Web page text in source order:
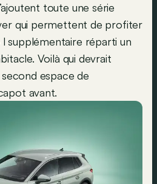
toute une série
qui permettent de profiter
l supplémentaire réparti un
Voilà qui devrait
second espace de
avant.